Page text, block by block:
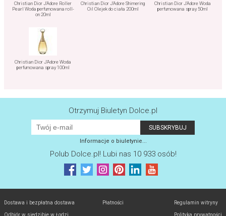
Christian Dior J'Adore Roller
Pearl Woda perfumowana roll-
on 20ml
Christian Dior J'Adore Shimering
Oil Olejek do ciała 200ml
Christian Dior J'Adore Woda
perfumowana spray 50ml
Christian Dior J'Adore Woda
perfumowana spray 100ml
Otrzymuj Biuletyn Dolce.pl
Informacje o biuletynie...
Polub Dolce.pl! Lubi nas 10 933 osób!
Dostawa i bezpłatna dostawa Płatności Regulamin witryny